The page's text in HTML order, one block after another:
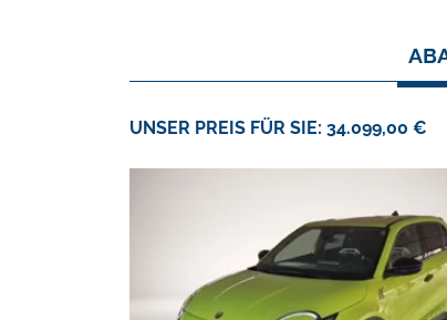
UNSER PREIS FÜR SIE: 34.099,00 €